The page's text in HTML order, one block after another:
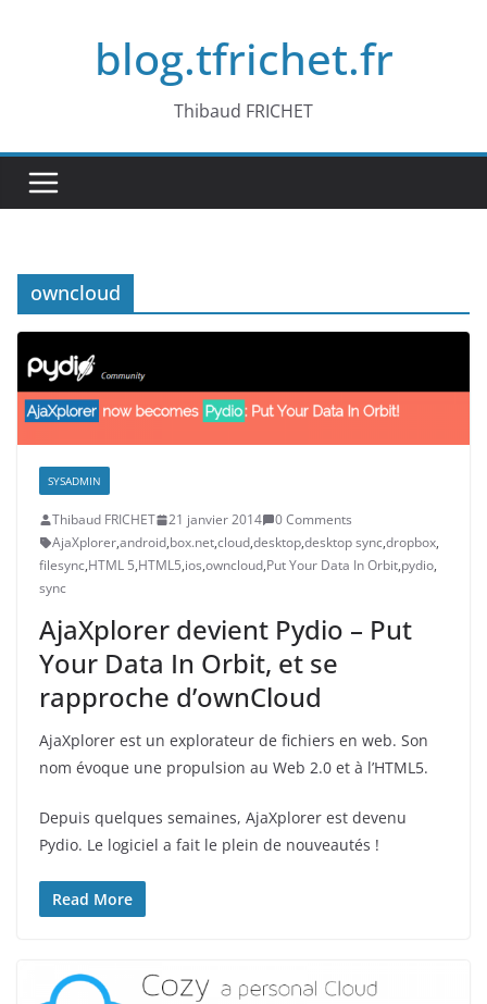
blog.tfrichet.fr
Thibaud FRICHET
owncloud
SYSADMIN
Thibaud FRICHET 21 janvier 2014
0 Comments
AjaXplorer,android,box.net,cloud,desktop,desktop sync,dropbox,
filesync,HTML 5,HTML5,ios,owncloud,Put Your Data In Orbit,pydio,
sync
AjaXplorer devient Pydio – Put
Your Data In Orbit, et se
rapproche d’ownCloud
AjaXplorer est un explorateur de fichiers en web. Son
nom évoque une propulsion au Web 2.0 et à l’HTML5.
Depuis quelques semaines, AjaXplorer est devenu
Pydio. Le logiciel a fait le plein de nouveautés !
Read More